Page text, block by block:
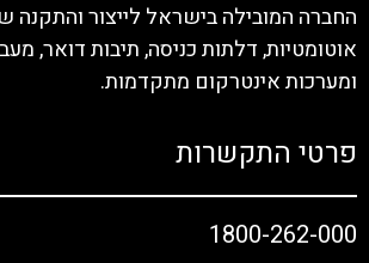
החברה המובילה בישראל לייצור והתקנה
אוטומטיות, דלתות כניסה, תיבות דואר,
ומערכות אינטרקום מתקדמות.
פרטי התקשרות
1800-262-000